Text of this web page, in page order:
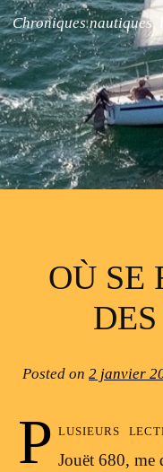
Chroniques nautiques,
OÙ SE
Posted on 2 janvier
P lusieurs
Jouët 680, me